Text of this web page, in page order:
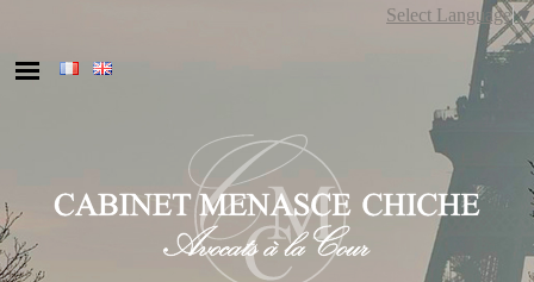
content
Select Language▼